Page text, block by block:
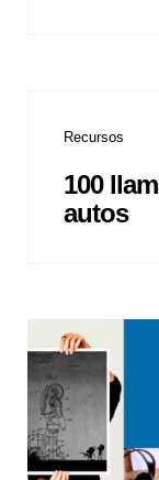
Recursos
100
autos